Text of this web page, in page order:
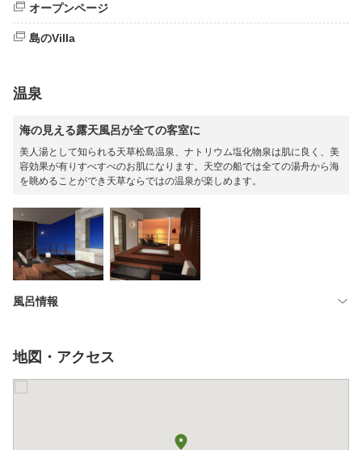
オープンページ
島のVilla
温泉
海の見える露天風呂が全ての客室に
美人湯として知られる天草松島温泉、ナトリウム塩化物泉は肌に良く、美
容効果が有りすべすべのお肌になります。天空の船では全ての湯舟から海
を眺めることができ天草ならではの温泉が楽しめます。
風呂情報
地図・アクセス